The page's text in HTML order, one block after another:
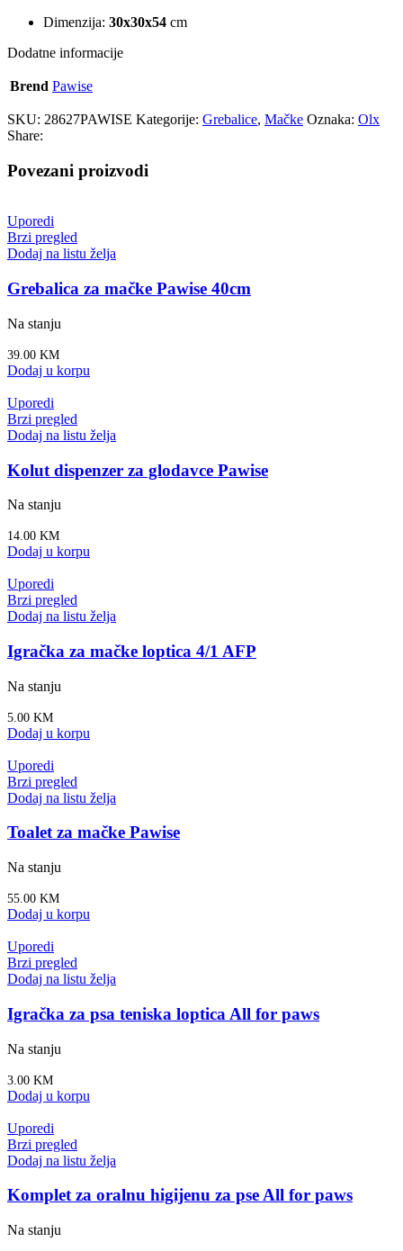
Dimenzija: 30x30x54 cm
Dodatne informacije
Brend Pawise
SKU: 28627PAWISE Kategorije: Grebalice, Mačke Oznaka: Olx
Share:
Povezani proizvodi
Uporedi
Brzi pregled
Dodaj na listu želja
Grebalica za mačke Pawise 40cm
Na stanju
39.00 KM
Dodaj u korpu
Uporedi
Brzi pregled
Dodaj na listu želja
Kolut dispenzer za glodavce Pawise
Na stanju
14.00 KM
Dodaj u korpu
Uporedi
Brzi pregled
Dodaj na listu želja
Igračka za mačke loptica 4/1 AFP
Na stanju
5.00 KM
Dodaj u korpu
Uporedi
Brzi pregled
Dodaj na listu želja
Toalet za mačke Pawise
Na stanju
55.00 KM
Dodaj u korpu
Uporedi
Brzi pregled
Dodaj na listu želja
Igračka za psa teniska loptica All for paws
Na stanju
3.00 KM
Dodaj u korpu
Uporedi
Brzi pregled
Dodaj na listu želja
Komplet za oralnu higijenu za pse All for paws
Na stanju